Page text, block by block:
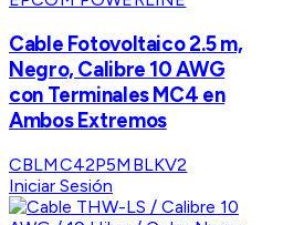
Cable Fotovoltaico 2.5 m,
Negro, Calibre 10 AWG
con Terminales MC4 en
Ambos Extremos
CBLMC42P5MBLKV2
Iniciar Sesión